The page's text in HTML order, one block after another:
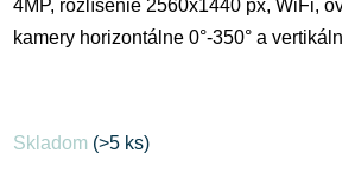
4MP, rozlíšenie 2560x1440 px, WiFi,
kamery horizontálne 0°-350° a
Skladom (>5 ks)